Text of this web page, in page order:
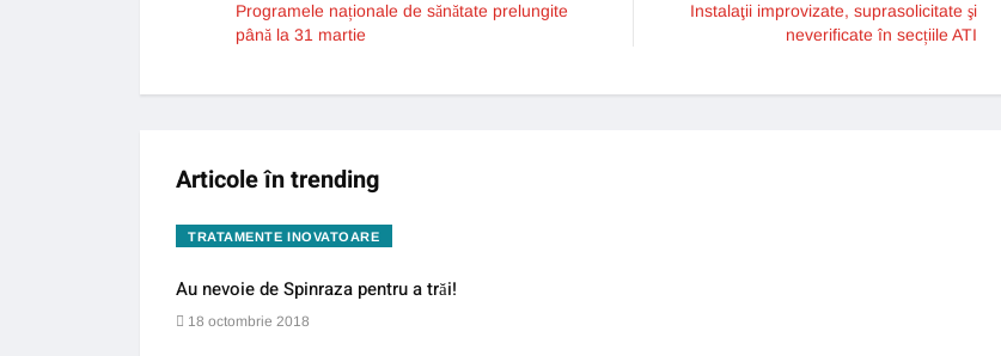
Programele naționale de sănătate prelungite
până la 31 martie
Instalaţii improvizate, suprasolicitate şi
neverificate în secțiile ATI
Articole în trending
TRATAMENTE INOVATOARE
Au nevoie de Spinraza pentru a trăi!
18 octombrie 2018